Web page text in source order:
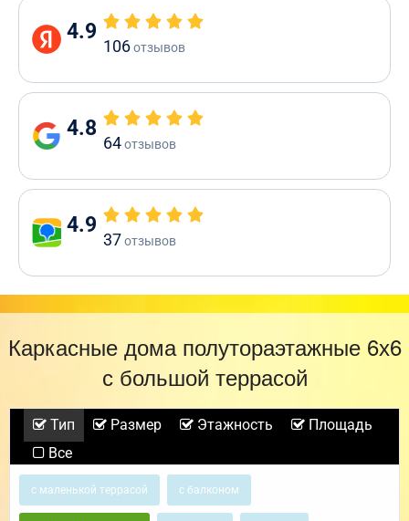
4.9
106отзывов
4.8
64отзывов
4.9
37отзывов
Каркасные дома полутораэтажные 6х6
с большой террасой
Тип Размер Этажность
Площадь
Все
с маленькой террасой с балконом